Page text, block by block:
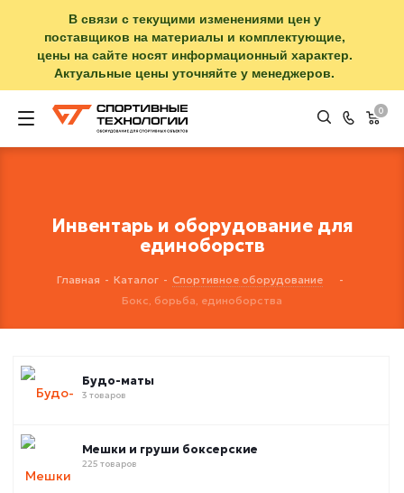
В связи с текущими изменениями цен у
поставщиков на материалы и комплектующие,
цены на сайте носят информационный характер.
Актуальные цены уточняйте у менеджеров.
0
Инвентарь и оборудование для
единоборств
Главная - Каталог - Спортивное оборудование
-
Бокс, борьба, единоборства
Будо-маты
3 товаров
Мешки и груши боксерские
225 товаров